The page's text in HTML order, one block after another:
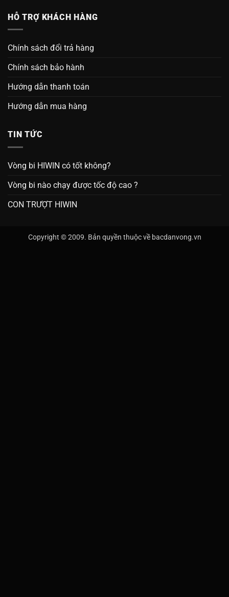
HỖ TRỢ KHÁCH HÀNG
Chính sách đổi trả hàng
Chính sách bảo hành
Hướng dẫn thanh toán
Hướng dẫn mua hàng
TIN TỨC
Vòng bi HIWIN có tốt không?
Vòng bi nào chạy được tốc độ cao ?
CON TRƯỢT HIWIN
Copyright © 2009. Bản quyền thuộc về bacdanvong.vn